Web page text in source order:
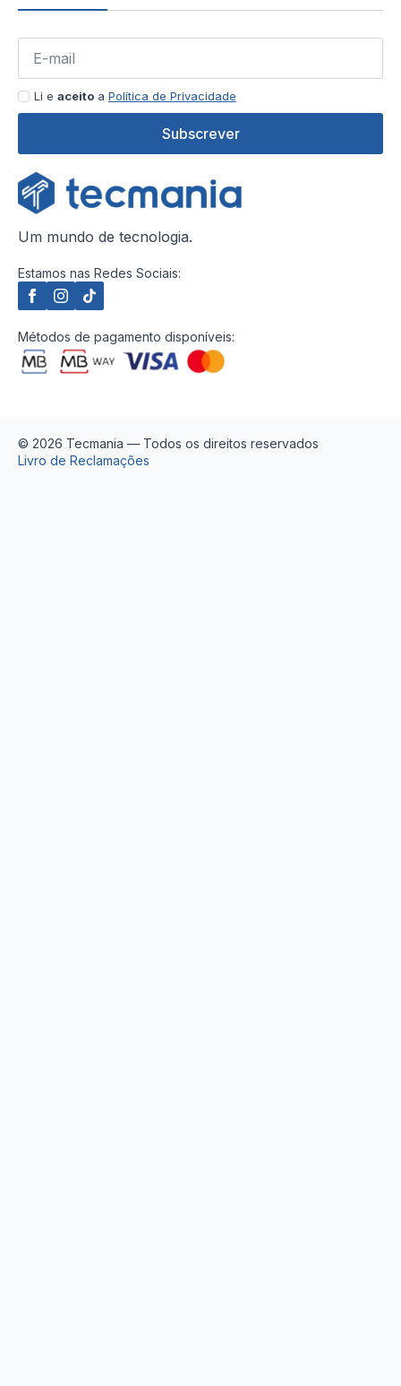
Li e aceito a Política de Privacidade
Subscrever
Um mundo de tecnologia.
Estamos nas Redes Sociais:
Métodos de pagamento disponíveis:
© 2026 Tecmania — Todos os direitos reservados
Livro de Reclamações